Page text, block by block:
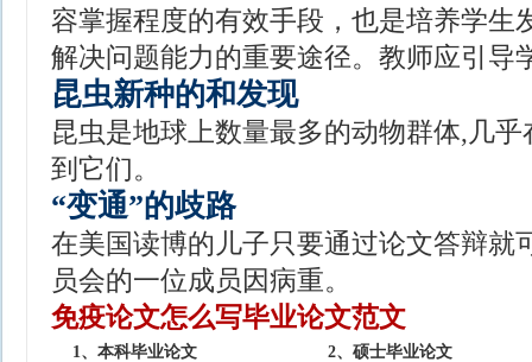
容掌握程度的有效手段，也是培养学生
解决问题能力的重要途径。教师应引导
昆虫新种的和发现
昆虫是地球上数量最多的动物群体,几
到它们。
“变通”的歧路
在美国读博的儿子只要通过论文答辩就
员会的一位成员因病重。
免疫论文怎么写毕业论文范文
1、本科毕业论文
2、硕士毕业论文